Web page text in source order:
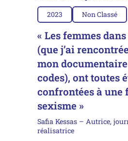
2023 Non Classé
« Les femmes
(que j’ai
mon
codes), ont toutes
confrontées à une
sexisme »
Safia Kessas – Autrice,
réalisatrice